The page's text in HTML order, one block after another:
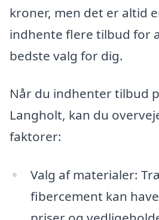
kroner, men det er altid
indhente flere tilbud for
bedste valg for dig.
Når du indhenter tilbud
Langholt, kan du
faktorer:
Valg af materialer:
fibercement kan